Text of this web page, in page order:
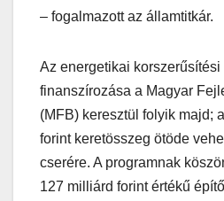
– fogalmazott az államtitkár.
Az energetikai korszerűsítési
finanszírozása a Magyar
(MFB) keresztül folyik majd;
forint keretösszeg ötöde
cserére. A programnak
127 milliárd forint értékű